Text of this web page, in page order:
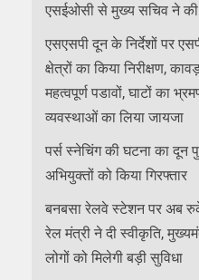
एसईओसी से मुख्य सचिव ने की
एसएसपी दून के निर्देशों पर
क्षेत्रों का किया निरीक्षण,
महत्वपूर्ण पडावों, घाटों का
व्यवस्थाओं का लिया जायजा
पर्स स्नेचिंग की घटना का दून
अभियुक्तों को किया गिरफ्तार
बनबसा रेलवे स्टेशन पर अब
रेल मंत्री ने दी स्वीकृति,
लोगों को मिलेगी बड़ी सुविधा